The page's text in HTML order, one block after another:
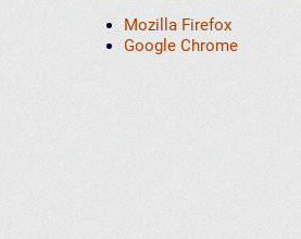
Mozilla Firefox
Google Chrome